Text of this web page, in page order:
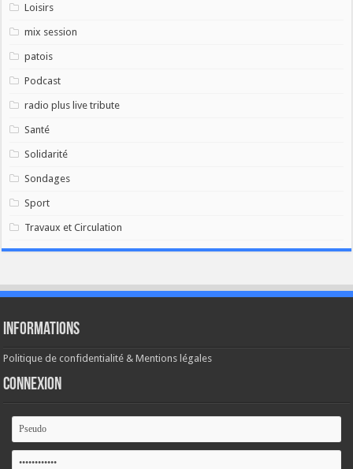
Loisirs
mix session
patois
Podcast
radio plus live tribute
Santé
Solidarité
Sondages
Sport
Travaux et Circulation
Informations
Politique de confidentialité & Mentions légales
Connexion